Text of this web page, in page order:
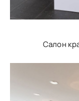
Салон